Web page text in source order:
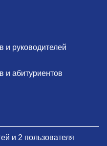
и руководителей
и абитуриентов
и 2 пользователя